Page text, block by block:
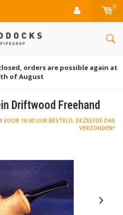
0
orders are possible again at
of August
Driftwood Freehand
VOOR 16:00 UUR BESTELD, DEZELFDE DAG
VERZONDEN*